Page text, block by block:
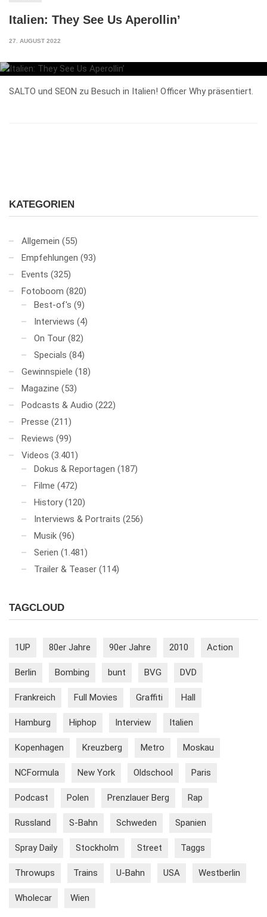
Italien: They See Us Aperollin’
27. AUGUST 2022
SALTO und SEON zu Besuch in Italien! Officer Why präsentiert.
KATEGORIEN
Allgemein (55)
Empfehlungen (93)
Events (325)
Fotoboom (820)
Best-of's (9)
Interviews (4)
On Tour (82)
Specials (84)
Gewinnspiele (18)
Magazine (53)
Podcasts & Audio (222)
Presse (211)
Reviews (99)
Videos (3.401)
Dokus & Reportagen (187)
Filme (472)
History (120)
Interviews & Portraits (256)
Musik (96)
Serien (1.481)
Trailer & Teaser (114)
TAGCLOUD
1UP 80er Jahre 90er Jahre 2010 Action
Berlin Bombing bunt BVG DVD
Frankreich Full Movies Graffiti Hall
Hamburg Hiphop Interview Italien
Kopenhagen Kreuzberg Metro Moskau
NCFormula New York Oldschool Paris
Podcast Polen Prenzlauer Berg Rap
Russland S-Bahn Schweden Spanien
Spray Daily Stockholm Street Taggs
Throwups Trains U-Bahn USA Westberlin
Wholecar Wien